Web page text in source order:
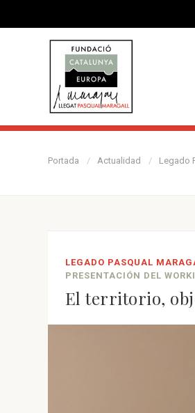
Portada Actualidad Legado
LEGADO PASQUAL
PRESENTACIÓN DEL
El territorio,